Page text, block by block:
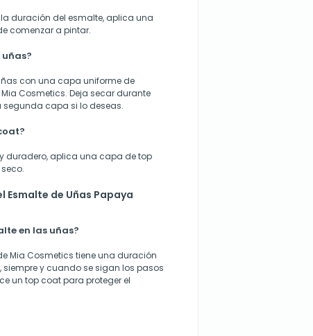
duración del esmalte, aplica una
comenzar a pintar.
con una capa uniforme de
Cosmetics. Deja secar durante
capa si lo deseas.
duradero, aplica una capa de top
de Uñas Papaya
en las uñas?
Mia Cosmetics tiene una duración
y cuando se sigan los pasos
un top coat para proteger el